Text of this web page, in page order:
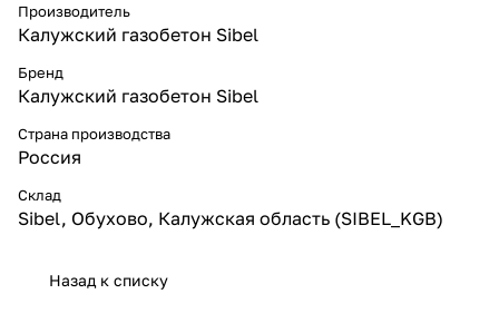
Производитель
Калужский газобетон Sibel
Бренд
Калужский газобетон Sibel
Страна производства
Россия
Склад
Sibel, Обухово, Калужская область (SIBEL_KGB)
Назад к списку